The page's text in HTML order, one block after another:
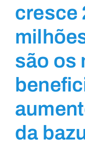
cresce
são os
da